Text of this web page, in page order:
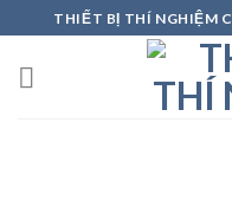
to
content
THIẾT BỊ THÍ NGHIỆM